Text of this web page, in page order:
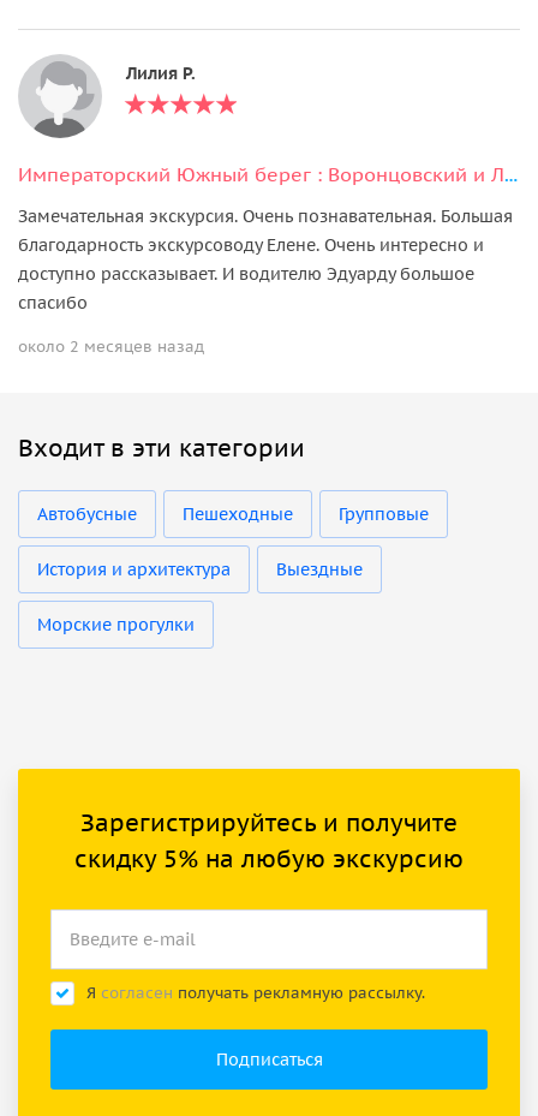
Лилия Р.
Императорский Южный берег : Воронцовский и Ливадийский дворцы, Ялта
Замечательная экскурсия. Очень познавательная. Большая
благодарность экскурсоводу Елене. Очень интересно и
доступно рассказывает. И водителю Эдуарду большое
спасибо
около 2 месяцев назад
Входит в эти категории
Автобусные Пешеходные Групповые
История и архитектура Выездные
Морские прогулки
Зарегистрируйтесь и получите
скидку 5% на любую экскурсию
Я согласен получать рекламную рассылку.